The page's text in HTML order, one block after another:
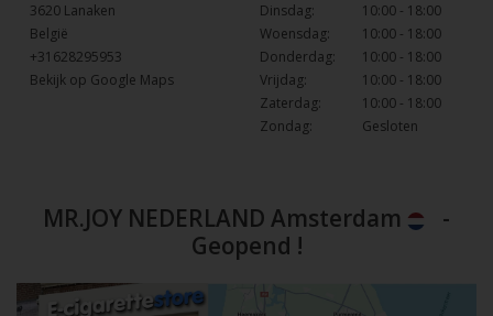
3620 Lanaken
België
+31628295953
Bekijk op Google Maps
Dinsdag:
10:00 - 18:00
Woensdag:
10:00 - 18:00
Donderdag:
10:00 - 18:00
Vrijdag:
10:00 - 18:00
Zaterdag:
10:00 - 18:00
Zondag:
Gesloten
MR.JOY NEDERLAND Amsterdam
-
Geopend !